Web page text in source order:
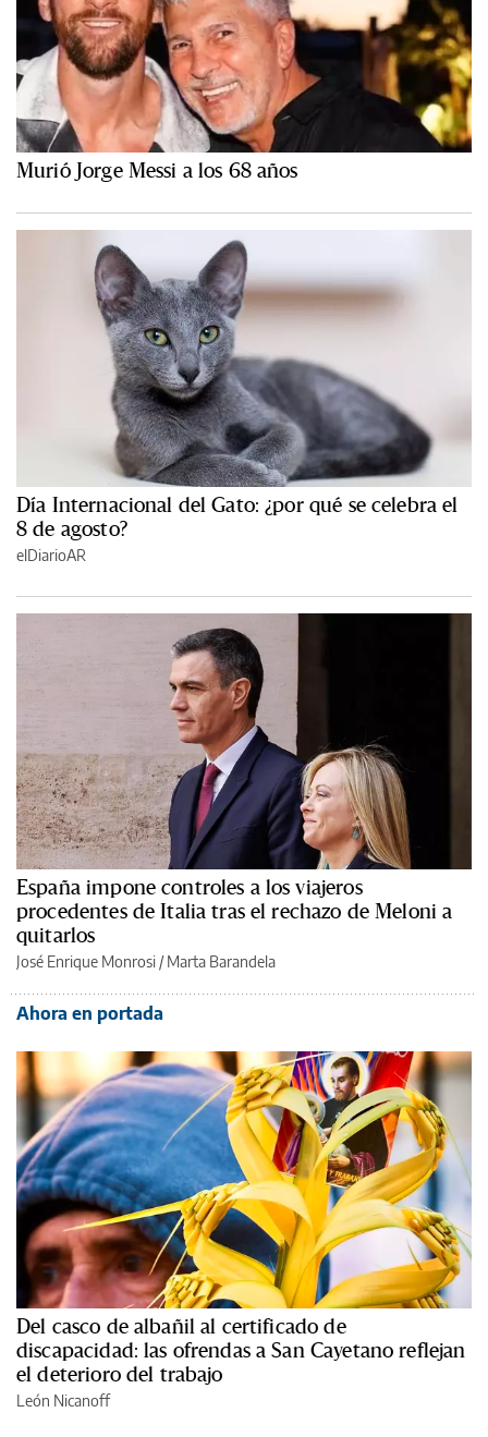
Murió Jorge Messi a los 68 años
Día Internacional del Gato: ¿por qué se celebra el
8 de agosto?
elDiarioAR
España impone controles a los viajeros
procedentes de Italia tras el rechazo de Meloni a
quitarlos
José Enrique Monrosi / Marta Barandela
Ahora en portada
Del casco de albañil al certificado de
discapacidad: las ofrendas a San Cayetano reflejan
el deterioro del trabajo
León Nicanoff